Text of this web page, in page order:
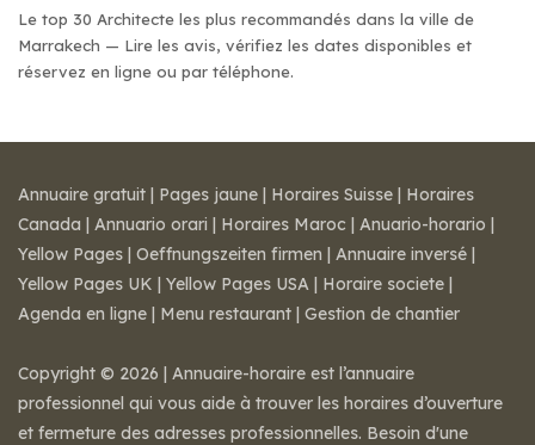
Le top 30 Architecte les plus recommandés dans la ville de
Marrakech — Lire les avis, vérifiez les dates disponibles et
réservez en ligne ou par téléphone.
Annuaire gratuit | Pages jaune | Horaires Suisse | Horaires
Canada | Annuario orari | Horaires Maroc | Anuario-horario |
Yellow Pages | Oeffnungszeiten firmen | Annuaire inversé |
Yellow Pages UK | Yellow Pages USA | Horaire societe |
Agenda en ligne | Menu restaurant | Gestion de chantier
Copyright © 2026 | Annuaire-horaire est l’annuaire
professionnel qui vous aide à trouver les horaires d’ouverture
et fermeture des adresses professionnelles. Besoin d'une